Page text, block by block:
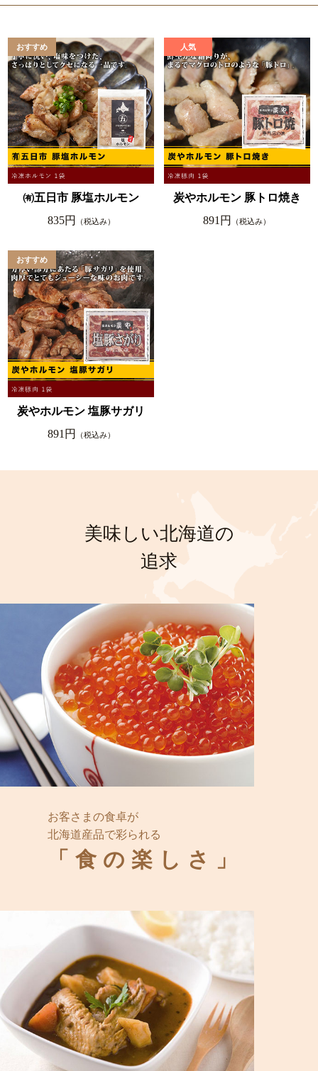
㈲五日市 豚塩ホルモン
835円
（税込み）
炭やホルモン 豚トロ焼き
891円
（税込み）
炭やホルモン 塩豚サガリ
891円
（税込み）
美味しい北海道の
追求
お客さまの食卓が
北海道産品で彩られる
「食の楽しさ」